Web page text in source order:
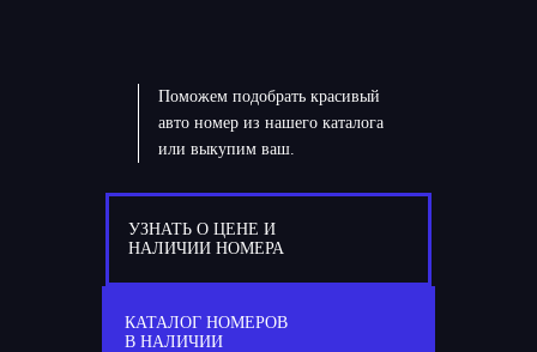
Поможем подобрать красивый
авто номер из нашего каталога
или выкупим ваш.
О 002 ОО
УЗНАТЬ О ЦЕНЕ И
НАЛИЧИИ НОМЕРА
КАТАЛОГ НОМЕРОВ
В НАЛИЧИИ